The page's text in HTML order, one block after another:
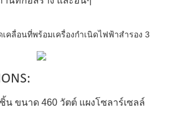
น ขนาด 460 วัตต์ แผงโซลาร์เซลล์